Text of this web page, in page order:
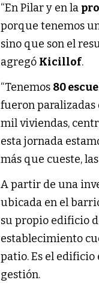
“En Pilar y en la
porque tenemos
sino que son el
agregó Kicillof.
“Tenemos 80
fueron paralizadas
mil viviendas,
esta jornada
más que cueste,
A partir de una
ubicada en el
su propio edificio
establecimiento
patio. Es el edificio
gestión.